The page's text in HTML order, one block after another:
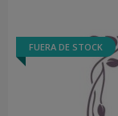
FUERA DE STOCK